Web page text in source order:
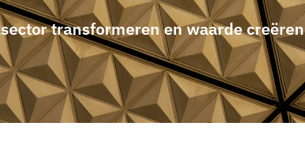
transformeren en waarde